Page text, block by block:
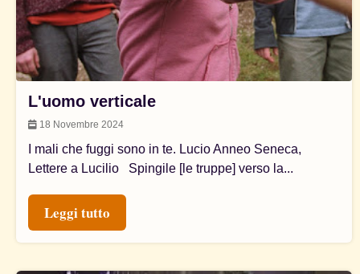
L'uomo verticale
18 Novembre 2024
I mali che fuggi sono in te. Lucio Anneo Seneca,
Lettere a Lucilio Spingile [le truppe] verso la...
Leggi tutto